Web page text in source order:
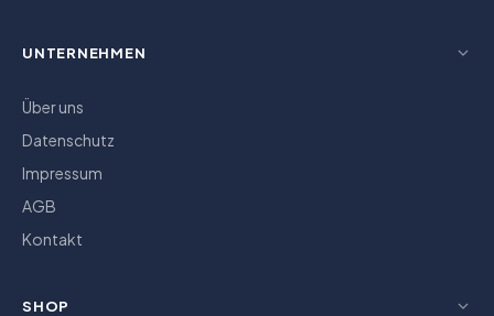
UNTERNEHMEN
Über uns
Datenschutz
Impressum
AGB
Kontakt
SHOP